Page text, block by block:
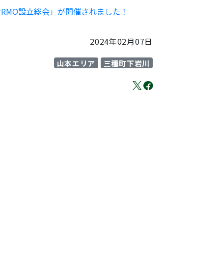
設立総会」が開催されました！
2024年02月07日
山本エリア 三種町下岩川